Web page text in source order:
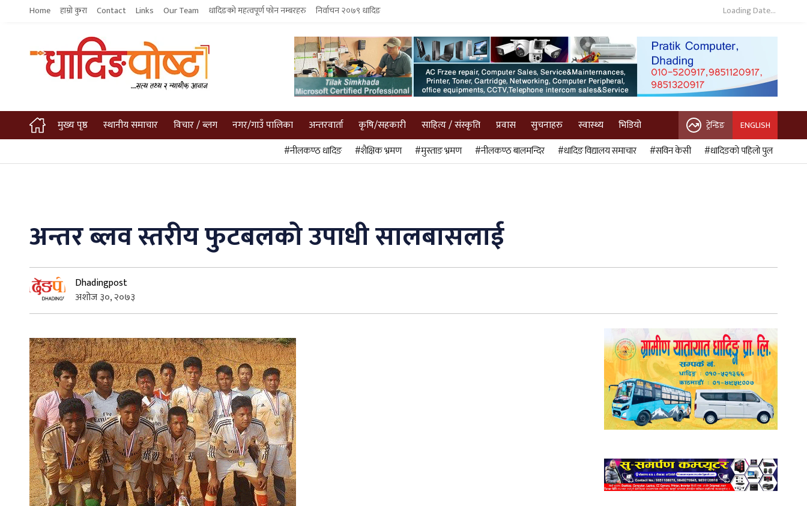
Home हाम्रो कुरा Contact Links Our Team धादिङको महत्वपूर्ण फोन नम्बरहरु निर्वाचन २०७९ धादिङ Loading Date...
मुख्य पृष्ठ स्थानीय समाचार विचार / ब्लग नगर/गाउँ पालिका अन्तरवार्ता कृषि/सहकारी साहित्य / संस्कृति प्रवास सुचनाहरु स्वास्थ्य भिडियो ट्रेन्डिङ ENGLISH
#नीलकण्ठ धादिङ #शैक्षिक भ्रमण #मुस्ताङ भ्रमण #नीलकण्ठ बालमन्दिर #धादिङ विद्यालय समाचार #सविन केसी #धादिङको पहिलो पुल
अन्तर ब्लव स्तरीय फुटबलको उपाधी सालबासलाई
Dhadingpost
अशोज ३०, २०७३